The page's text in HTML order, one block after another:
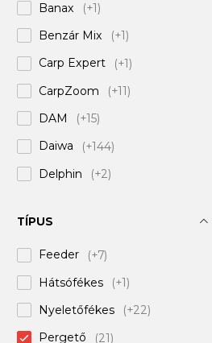
Banax
(+1)
Benzár Mix
(+1)
Carp Expert
(+1)
CarpZoom
(+11)
DAM
(+15)
Daiwa
(+144)
Delphin
(+2)
Favorite
Frenetic
(+8)
Gunki (+2)
Iron Claw (+19)
Major Craft (+7)
TÍPUS
Feeder
(+7)
Hátsófékes
(+1)
Nyeletőfékes
(+22)
Pergető
(21)